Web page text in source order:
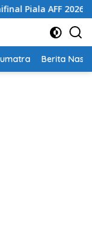
AFF 2026
Berita